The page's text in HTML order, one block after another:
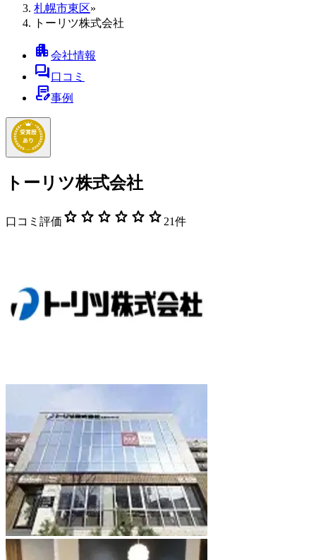
札幌市東区»
トーリツ株式会社
apartment会社情報
forum口コミ
contract_edit事例
トーリツ株式会社
口コミ評価 star star star star star star 21件